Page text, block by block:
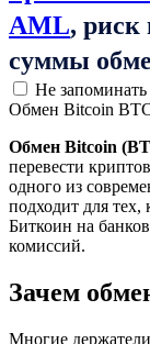
AML, риск
суммы
Не
Обмен Bitcoin
Обмен Bitcoin
перевести
одного из
подходит для тех,
Биткоин на
комиссий.
Зачем
Многие